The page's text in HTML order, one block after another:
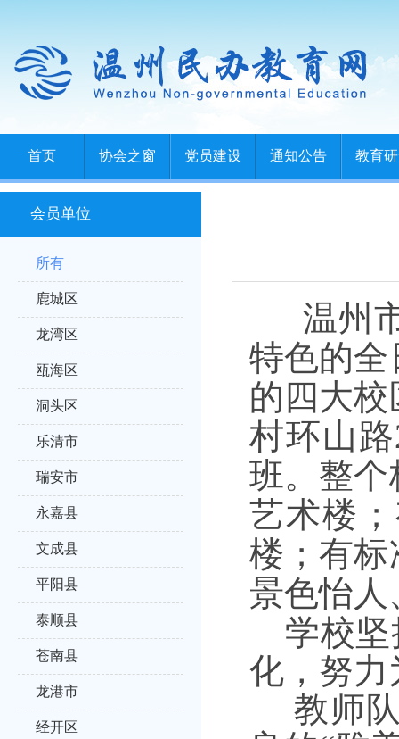
首页 协会之窗 党员建设 通知公告 教育
会员单位
所有
鹿城区
龙湾区
瓯海区
洞头区
乐清市
瑞安市
永嘉县
文成县
平阳县
泰顺县
苍南县
龙港市
经开区
温州
特色的
的四大
村环山路
班。整
艺术楼
楼；有
景色怡
学校坚
化，努力
教师